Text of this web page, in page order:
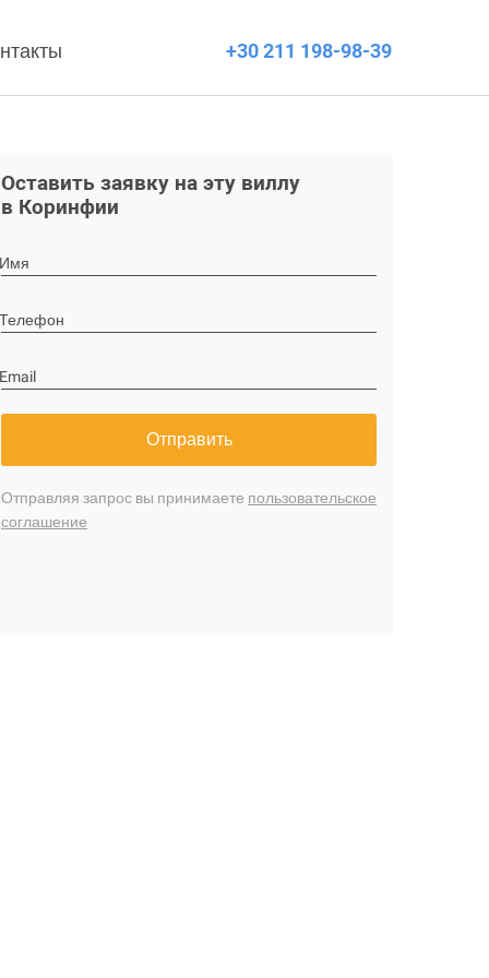
+30 211 198-98-39
Оставить заявку на эту виллу
в Коринфии
Имя
Телефон
Email
Отправить
Отправляя запрос вы принимаете пользовательское
соглашение